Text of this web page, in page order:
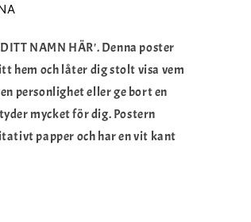
NAMN HÄR'. Denna poster
hem och låter dig stolt visa vem
personlighet eller ge bort en
mycket för dig.Postern
papper och har en vit kant